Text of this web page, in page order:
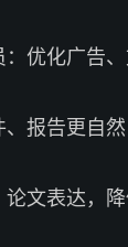
优化广告
报告更自
文表达，